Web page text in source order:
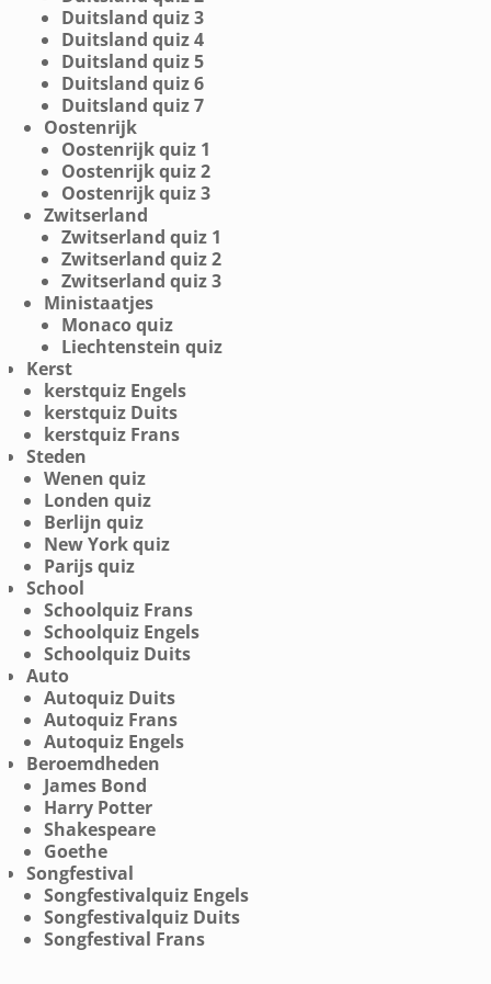
Duitsland quiz 3
Duitsland quiz 4
Duitsland quiz 5
Duitsland quiz 6
Duitsland quiz 7
Oostenrijk
Oostenrijk quiz 1
Oostenrijk quiz 2
Oostenrijk quiz 3
Zwitserland
Zwitserland quiz 1
Zwitserland quiz 2
Zwitserland quiz 3
Ministaatjes
Monaco quiz
Liechtenstein quiz
Kerst
kerstquiz Engels
kerstquiz Duits
kerstquiz Frans
Steden
Wenen quiz
Londen quiz
Berlijn quiz
New York quiz
Parijs quiz
School
Schoolquiz Frans
Schoolquiz Engels
Schoolquiz Duits
Auto
Autoquiz Duits
Autoquiz Frans
Autoquiz Engels
Beroemdheden
James Bond
Harry Potter
Shakespeare
Goethe
Songfestival
Songfestivalquiz Engels
Songfestivalquiz Duits
Songfestival Frans